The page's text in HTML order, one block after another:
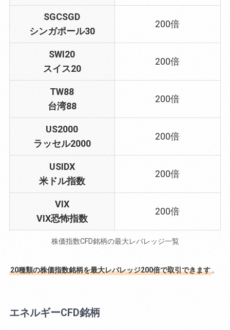
SGCSGD
シンガポール30
200倍
SWI20
スイス20
200倍
TW88
台湾88
200倍
US2000
ラッセル2000
200倍
USIDX
米ドル指数
200倍
VIX
VIX恐怖指数
200倍
株価指数CFD銘柄の最大レバレッジ一覧
20種類の株価指数銘柄を最大レバレッジ200倍で取引できます。
エネルギーCFD銘柄